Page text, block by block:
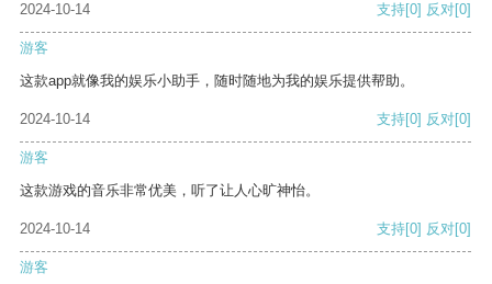
2024-10-14 支持[0] 反对[0]
游客
这款app就像我的娱乐小助手，随时随地为我的娱乐提供帮助。
2024-10-14 支持[0] 反对[0]
游客
这款游戏的音乐非常优美，听了让人心旷神怡。
2024-10-14 支持[0] 反对[0]
游客